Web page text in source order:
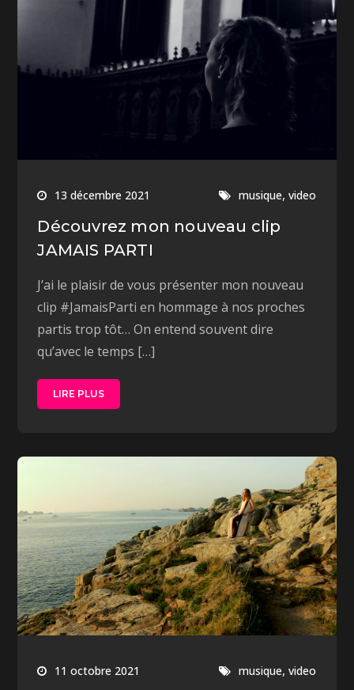
13 décembre 2021 musique,video
Découvrez mon nouveau clip
JAMAIS PARTI
J’ai le plaisir de vous présenter mon nouveau
clip #JamaisParti en hommage à nos proches
partis trop tôt… On entend souvent dire
qu’avec le temps […]
LIRE PLUS
11 octobre 2021 musique,video